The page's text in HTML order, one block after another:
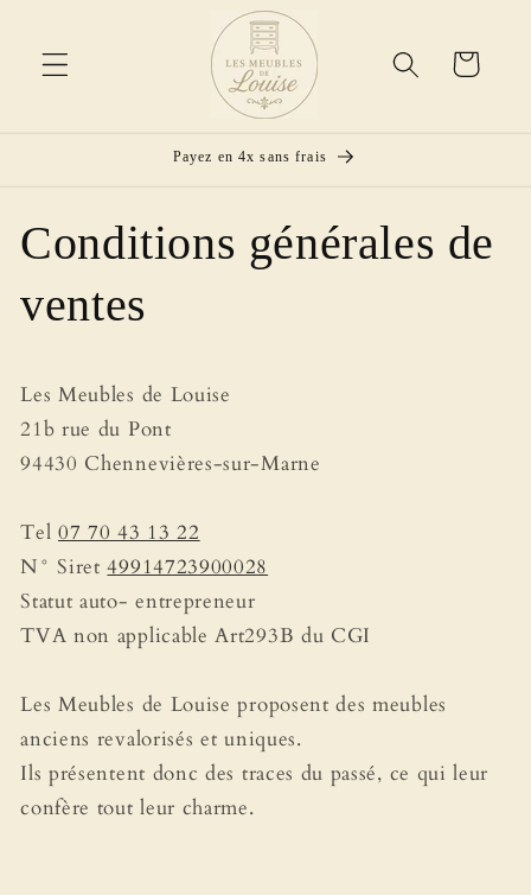
au
contenu
Panier
Payez en 4x sans frais
Conditions générales de
ventes
Les Meubles de Louise
21b rue du Pont
94430 Chennevières-sur-Marne
Tel07 70 43 13 22
N° Siret49914723900028
Statut auto- entrepreneur
TVA non applicable Art293B du CGI
Les Meubles de Louise proposent des meubles
anciens revalorisés et uniques.
Ils présentent donc des traces du passé, ce qui leur
confère tout leur charme.